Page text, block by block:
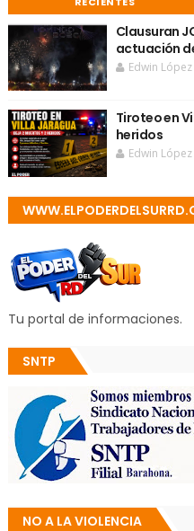
Clausuran
actuación
Edwin López
Tiroteo en
heridos
Edwin López
Tu portal de informaciones.
SNTP
NO A LA VIOLENCIA